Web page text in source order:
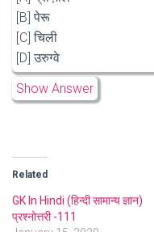
[B] पेरू
[C] चिली
[D] उरुग्वे
Show Answer
Related
GK In Hindi (हिन्दी सामान्य ज्ञान)
प्रश्नोत्तरी -111